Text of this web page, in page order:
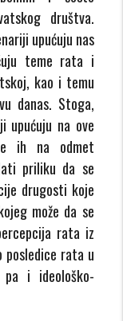
društva.
upućuju nas
teme rata i
kao i temu
danas. Stoga,
upućuju na ove
ih na odmet
priliku da se
drugosti koje
može da se
rata iz
posledice rata u
i ideološko-